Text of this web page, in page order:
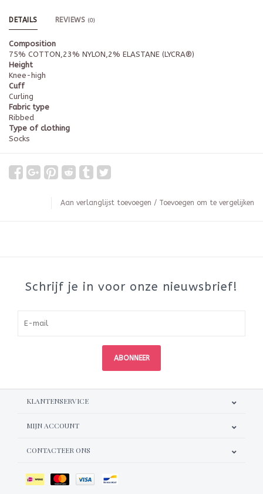
DETAILS REVIEWS (0)
Composition
75% COTTON,23% NYLON,2% ELASTANE (LYCRA®)
Height
Knee-high
Cuff
Curling
Fabric type
Ribbed
Type of clothing
Socks
Aan verlanglijst toevoegen / Toevoegen om te vergelijken
Schrijf je in voor onze nieuwsbrief!
ABONNEER
KLANTENSERVICE
MIJN ACCOUNT
CONTACTEER ONS